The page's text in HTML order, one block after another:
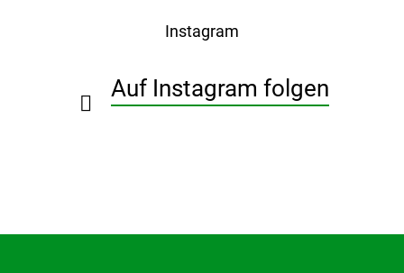
Instagram
Auf Instagram folgen